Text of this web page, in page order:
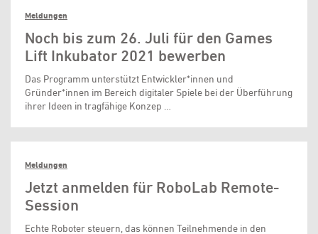
Meldungen
Noch bis zum 26. Juli für den Games
Lift Inkubator 2021 bewerben
Das Programm unterstützt Entwickler*innen und
Gründer*innen im Bereich digitaler Spiele bei der Überführung
ihrer Ideen in tragfähige Konzep …
Meldungen
Jetzt anmelden für RoboLab Remote-
Session
Echte Roboter steuern, das können Teilnehmende in den